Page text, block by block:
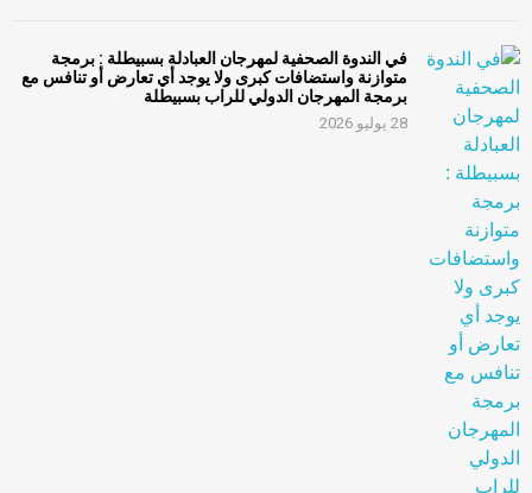
في الندوة الصحفية لمهرجان العبادلة بسبيطلة : برمجة
متوازنة واستضافات كبرى ولا يوجد أي تعارض أو تنافس مع
برمجة المهرجان الدولي للراب بسبيطلة
28 يوليو 2026